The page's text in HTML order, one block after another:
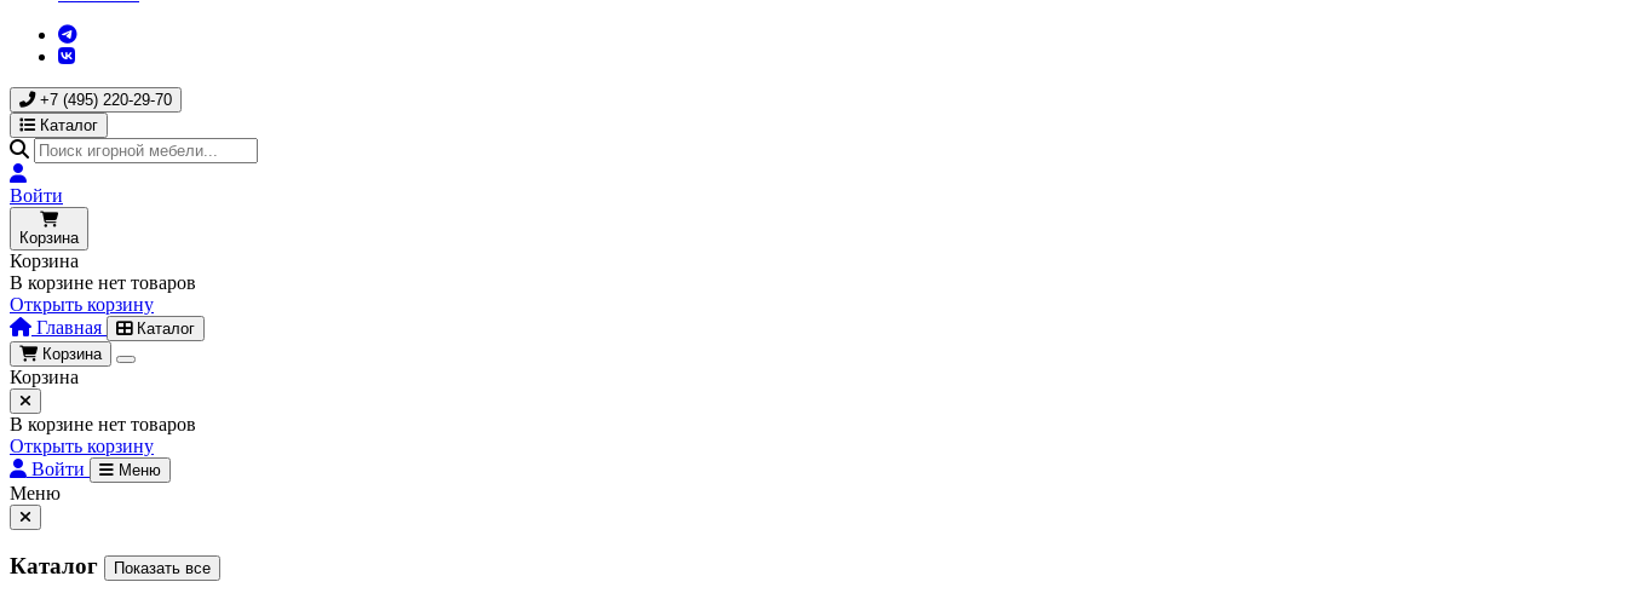
+7 (495) 220-29-70
Каталог
Войти
Корзина
Корзина
В корзине нет товаров
Открыть корзину
Главная
Каталог
Корзина
Корзина
В корзине нет товаров
Открыть корзину
Войти
Меню
Меню
Каталог Показать все